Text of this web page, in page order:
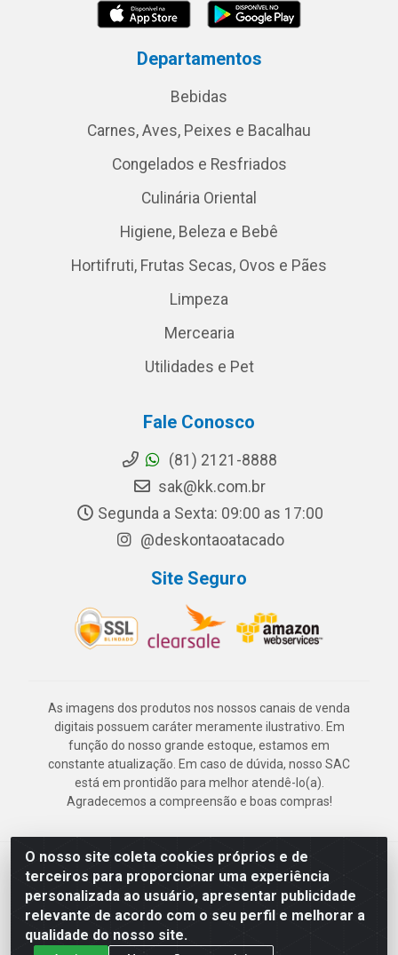
O nosso site coleta cookies próprios e de
terceiros para proporcionar uma experiência
personalizada ao usuário, apresentar publicidade
relevante de acordo com o seu perfil e melhorar a
qualidade do nosso site.
Departamentos
Bebidas
Carnes, Aves, Peixes e Bacalhau
Congelados e Resfriados
Culinária Oriental
Higiene, Beleza e Bebê
Hortifruti, Frutas Secas, Ovos e Pães
Limpeza
Mercearia
Utilidades e Pet
Fale Conosco
(81) 2121-8888
sak@kk.com.br
Segunda a Sexta: 09:00 as 17:00
@deskontaoatacado
Site Seguro
As imagens dos produtos nos nossos canais de venda
digitais possuem caráter meramente ilustrativo. Em
função do nosso grande estoque, estamos em
constante atualização. Em caso de dúvida, nosso SAC
está em prontidão para melhor atendê-lo(a).
Agradecemos a compreensão e boas compras!
Deskontão Atacado - Av. Marechal Mascarenhas de Morais, 2471 -
Imbiribeira - Recife/PE - CEP 51.150-001 - CNPJ 24.150.377/0003-
57